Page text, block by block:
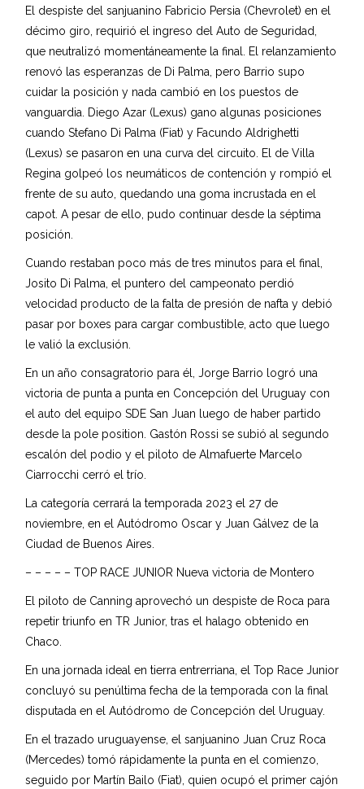
El despiste del sanjuanino Fabricio Persia (Chevrolet) en el
décimo giro, requirió el ingreso del Auto de Seguridad,
que neutralizó momentáneamente la final. El relanzamiento
renovó las esperanzas de Di Palma, pero Barrio supo
cuidar la posición y nada cambió en los puestos de
vanguardia. Diego Azar (Lexus) gano algunas posiciones
cuando Stefano Di Palma (Fiat) y Facundo Aldrighetti
(Lexus) se pasaron en una curva del circuito. El de Villa
Regina golpeó los neumáticos de contención y rompió el
frente de su auto, quedando una goma incrustada en el
capot. A pesar de ello, pudo continuar desde la séptima
posición.
Cuando restaban poco más de tres minutos para el final,
Josito Di Palma, el puntero del campeonato perdió
velocidad producto de la falta de presión de nafta y debió
pasar por boxes para cargar combustible, acto que luego
le valió la exclusión.
En un año consagratorio para él, Jorge Barrio logró una
victoria de punta a punta en Concepción del Uruguay con
el auto del equipo SDE San Juan luego de haber partido
desde la pole position. Gastón Rossi se subió al segundo
escalón del podio y el piloto de Almafuerte Marcelo
Ciarrocchi cerró el trío.
La categoría cerrará la temporada 2023 el 27 de
noviembre, en el Autódromo Oscar y Juan Gálvez de la
Ciudad de Buenos Aires.
– – – – – TOP RACE JUNIOR Nueva victoria de Montero
El piloto de Canning aprovechó un despiste de Roca para
repetir triunfo en TR Junior, tras el halago obtenido en
Chaco.
En una jornada ideal en tierra entrerriana, el Top Race Junior
concluyó su penúltima fecha de la temporada con la final
disputada en el Autódromo de Concepción del Uruguay.
En el trazado uruguayense, el sanjuanino Juan Cruz Roca
(Mercedes) tomó rápidamente la punta en el comienzo,
seguido por Martín Bailo (Fiat), quien ocupó el primer cajón